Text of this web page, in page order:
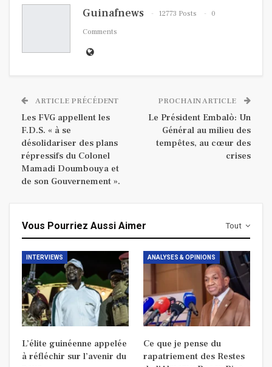
Guinafnews 12773 Posts
0
Comments
ARTICLE PRÉCÉDENT
Les FVG appellent les
F.D.S. « à se
désolidariser des plans
répressifs du Colonel
Mamadi Doumbouya et
de son Gouvernement ».
PROCHAIN ARTICLE
Le Président Embalò: Un
Général au milieu des
tempêtes, au cœur des
crises
Tout
Vous Pourriez Aussi Aimer
INTERVIEWS
L’élite guinéenne appelée
à réfléchir sur l’avenir du
ANALYSES & OPINIONS
Ce que je pense du
rapatriement des Restes